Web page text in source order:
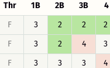
Thr 1B 2B 3B 4
F 3 2 2 2
F 3 2 4 3
F 3 3 3 4